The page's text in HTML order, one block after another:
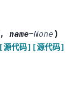
, name=None )
[源代码]
[源代码]